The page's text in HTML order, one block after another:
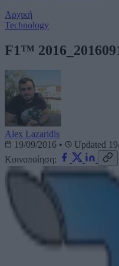
Αρχική
Technology
F1™
Alex Lazaridis
19/09/2016 •
Updated
Κοινοποίηση: